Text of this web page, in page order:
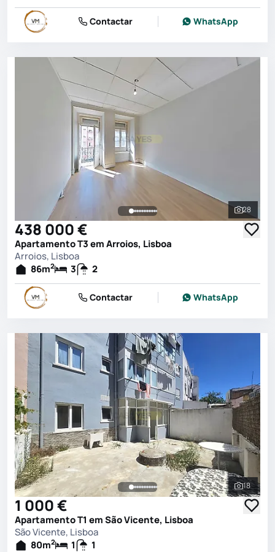
Contactar WhatsApp
Ver
28
438 000 €
Apartamento T3 em Arroios, Lisboa
Arroios, Lisboa
86m2 3 2
Contactar WhatsApp
Ver
18
1 000 €
Apartamento T1 em São Vicente, Lisboa
São Vicente, Lisboa
80m2 1 1